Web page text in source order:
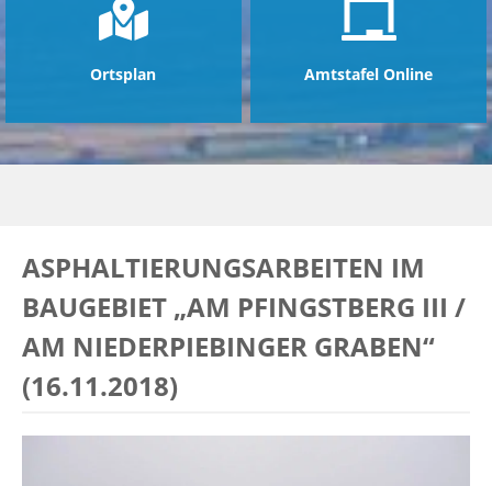
Ortsplan Amtstafel Online
ASPHALTIERUNGSARBEITEN IM
BAUGEBIET „AM PFINGSTBERG III /
AM NIEDERPIEBINGER GRABEN“
(16.11.2018)